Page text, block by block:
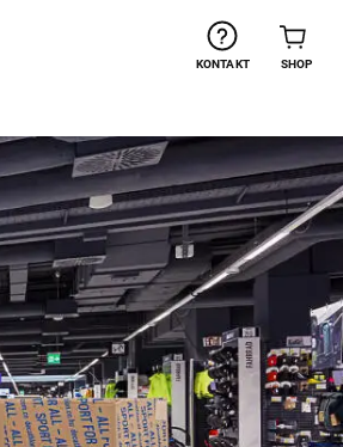
KONTAKT SHOP